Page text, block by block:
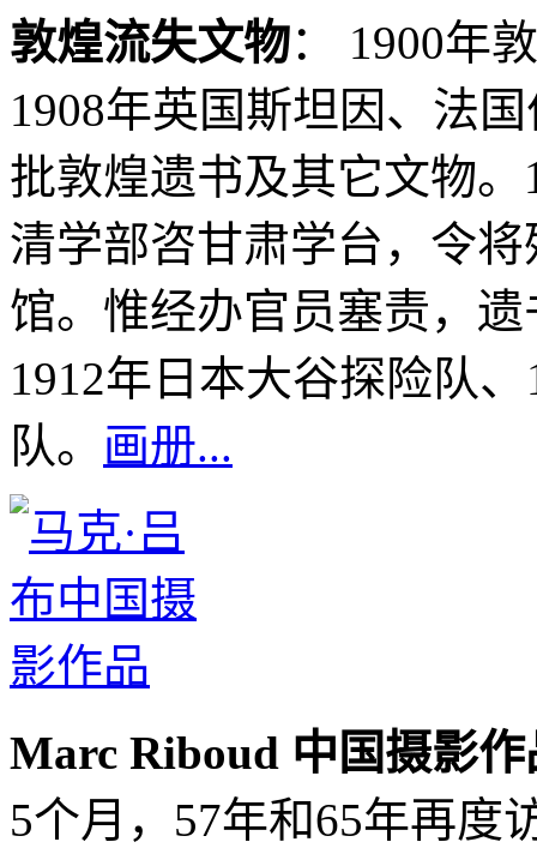
敦煌流失文物： 1900年
1908年英国斯坦因、法
批敦煌遗书及其它文物
清学部咨甘肃学台，令
馆。惟经办官员塞责，
1912年日本大谷探险队
队。 画册...
Marc Riboud 中国摄影作
5个月，57年和65年再度